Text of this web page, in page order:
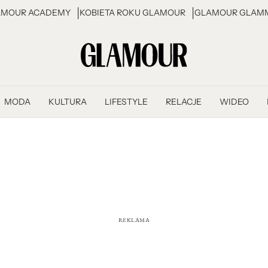
ACADEMY KOBIETA ROKU GLAMOUR GLAMOUR
MODA KULTURA LIFESTYLE RELACJE WIDEO